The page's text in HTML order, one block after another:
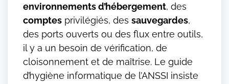
environnements d’hébergement, des
comptes privilégiés, des sauvegardes,
des ports ouverts ou des flux entre outils,
il y a un besoin de vérification, de
cloisonnement et de maîtrise. Le guide
d’hygiène informatique de l’ANSSI insiste